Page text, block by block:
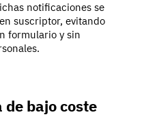
notificaciones se
suscriptor, evitando
formulario y sin
bajo coste